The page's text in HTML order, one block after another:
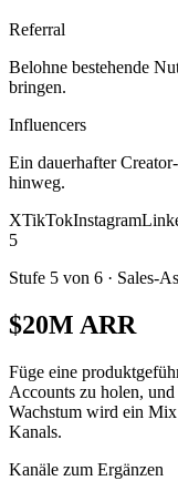
Referral
Belohne bestehende
bringen.
Influencers
Ein dauerhafter
hinweg.
XTikTokInstagram
5
Stufe 5 von 6 · Sales-
$20M ARR
Füge eine
Accounts zu holen,
Wachstum wird ein Mix
Kanals.
Kanäle zum Ergänzen